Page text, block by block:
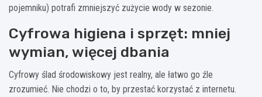
pojemniku) potrafi zmniejszyć zużycie wody w sezonie.
Cyfrowa higiena i sprzęt: mniej
wymian, więcej dbania
Cyfrowy ślad środowiskowy jest realny, ale łatwo go źle
zrozumieć. Nie chodzi o to, by przestać korzystać z internetu.